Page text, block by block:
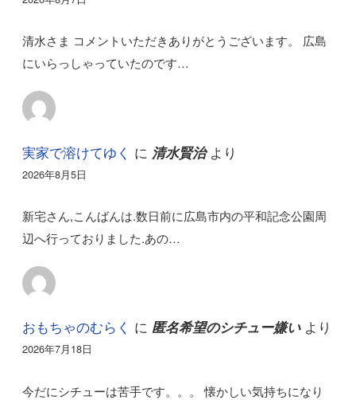
清水さま コメントいただきありがとうございます。 広島
にいらっしゃっていたのです…
実家で溶けてゆく に 清水賢治より
2026年8月5日
新宅さん,こんばんは.数日前に広島市内の平和記念公園周
辺へ行っておりました.あの…
おもちゃのむらく に 匿名希望のシチュー嫌いより
2026年7月18日
今だにシチューは苦手です。。。 懐かしい気持ちになり